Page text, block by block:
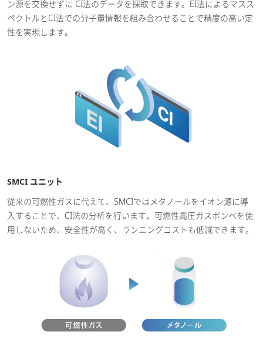
ン源を交換せずに CI法のデータを採取できます。EI法によるマスス
ペクトルとCI法での分子量情報を組み合わせることで精度の高い定
性を実現します。
SMCI ユニット
従来の可燃性ガスに代えて、SMCIではメタノールをイオン源に導
入することで、CI法の分析を行います。可燃性高圧ガスボンベを使
用しないため、安全性が高く、ランニングコストも低減できます。